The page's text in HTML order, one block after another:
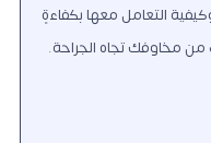
التعامل معها بكفاءةٍ
مخاوفك تجاه الجراحة.